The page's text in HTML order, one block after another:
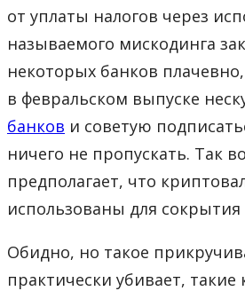
от уплаты налогов через
называемого мискодинга
некоторых банков
в февральском выпуске
банков и советую
ничего не пропускать. Так
предполагает, что
использованы для сокрытия
Обидно, но такое
практически убивает,